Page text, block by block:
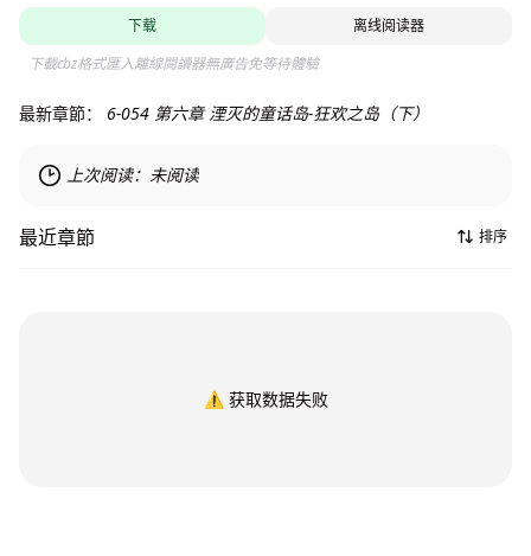
下载
离线阅读器
下載cbz格式匯入離線閱讀器無廣告免等待體驗
最新章節： 6-054 第六章 湮灭的童话岛-狂欢之岛（下）
上次阅读： 未阅读
最近章節 排序
⚠️ 获取数据失败